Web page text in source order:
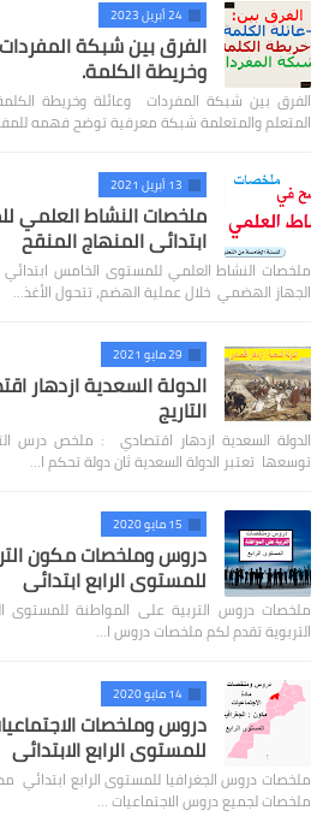
24 أبريل 2023
الفرق بين شبكة
وخريطة الكلمة.
الفرق بين شبكة المفردات وعائلة وخريطة
المتعلم والمتعلمة شبكة معرفية توضح فهمه
13 أبريل 2021
ملخصات النشاط العلمي
ابتدائي المنهاج المنقح
ملخصات النشاط العلمي للمستوى الخامس ابتدائي
الجهاز الهضمي خلال عملية الهضم، تتحول الأغذ…
29 مايو 2021
الدولة السعدية ازدهار
التاريج
الدولة السعدية ازدهار اقتصادي : ملخص درس
توسعها تعتبر الدولة السعدية ثان دولة تحكم ا…
15 مايو 2020
دروس وملخصات مكون
للمستوى الرابع ابتدائي
ملخصات دروس التربية على المواطنة للمستوى
التربوية تقدم لكم ملخصات دروس ا…
14 مايو 2020
دروس وملخصات
للمستوى الرابع الابتدائي
ملخصات دروس الجغرافيا للمستوى الرابع ابتدائي
ملخصات لجميع دروس الاجتماعيات …